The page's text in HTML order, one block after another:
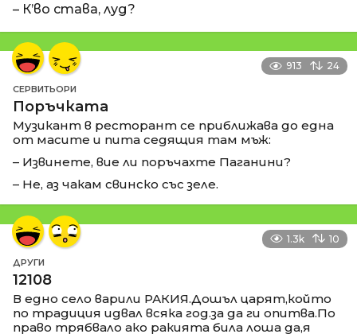
– К’во става, луд?
913 24
СЕРВИТЬОРИ
Поръчката
Музикант в ресторант се приближава до една
от масите и пита седящия там мъж:
– Извинете, вие ли поръчахте Паганини?
– Не, аз чакам свинско със зеле.
1.3k 10
ДРУГИ
12108
В едно село варили РАКИЯ.Дошъл царят,който
по традиция идвал всяка год.за да ги опитва.По
право трябвало ако ракията била лоша да,я